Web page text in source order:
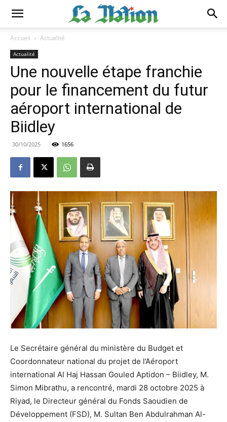
Accueil Actualité
Actualité
Une nouvelle étape franchie
pour le financement du futur
aéroport international de
Biidley
30/10/2025 1656
Le Secrétaire général du ministère du Budget et
Coordonnateur national du projet de l’Aéroport
international Al Haj Hassan Gouled Aptidon – Biidley, M.
Simon Mibrathu, a rencontré, mardi 28 octobre 2025 à
Riyad, le Directeur général du Fonds Saoudien de
Développement (FSD), M. Sultan Ben Abdulrahman Al-